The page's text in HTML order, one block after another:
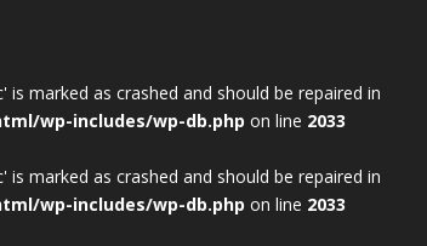
is marked as crashed and should be repaired in
wp-includes/wp-db.php on line 2033
is marked as crashed and should be repaired in
wp-includes/wp-db.php on line 2033